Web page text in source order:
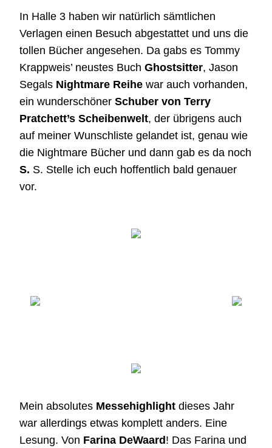
In Halle 3 haben wir natürlich sämtlichen
Verlagen einen Besuch abgestattet und uns die
tollen Bücher angesehen. Da gabs es Tommy
Krappweis’ neustes Buch Ghostsitter, Jason
Segals Nightmare Reihe war auch vorhanden,
ein wunderschöner Schuber von Terry
Pratchett’s Scheibenwelt, der übrigens auch
auf meiner Wunschliste gelandet ist, genau wie
die Nightmare Bücher und dann gab es da noch
S. S. Stelle ich euch hoffentlich bald genauer
vor.
Mein absolutes Messehighlight dieses Jahr
war allerdings etwas komplett anders. Eine
Lesung. Von Farina DeWaard ! Das Farina und